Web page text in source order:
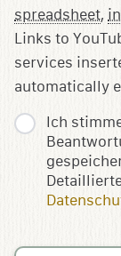
Ich
spreadsheet,
Links to
services
automatically